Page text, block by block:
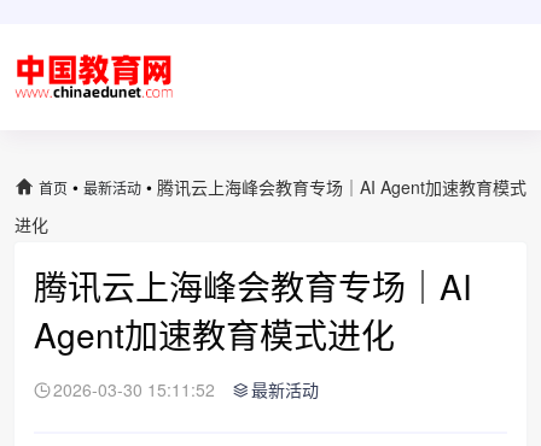
首页 • 最新活动 • 腾讯云上海峰会教育专场｜AI Agent加速教育模式
进化
腾讯云上海峰会教育专场｜AI
Agent加速教育模式进化
2026-03-30 15:11:52 最新活动